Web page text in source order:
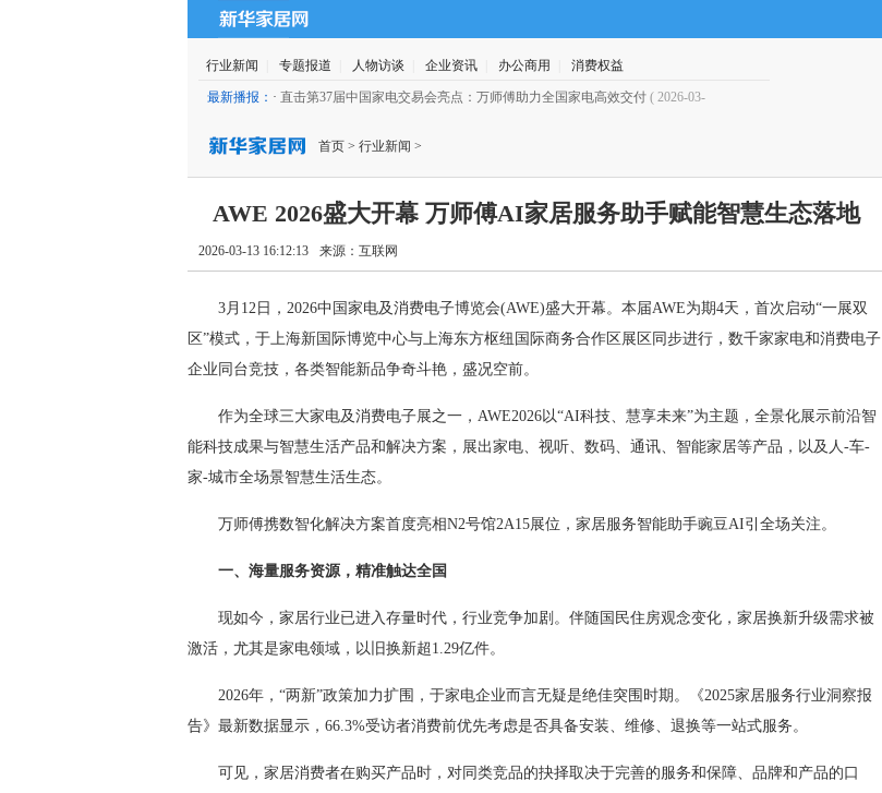
行业新闻 专题报道 人物访谈 企业资讯 办公商用 消费权益
最新播报： · 直击第37届中国家电交易会亮点：万师傅助力全国家电高效交付 ( 2026-03-
首页 > 行业新闻 >
AWE 2026盛大开幕 万师傅AI家居服务助手赋能智慧生态落地
2026-03-13 16:12:13 来源： 互联网
3月12日，2026中国家电及消费电子博览会(AWE)盛大开幕。本届AWE为期4天，首次启动“一展双
区”模式，于上海新国际博览中心与上海东方枢纽国际商务合作区展区同步进行，数千家家电和消费电子
企业同台竞技，各类智能新品争奇斗艳，盛况空前。
作为全球三大家电及消费电子展之一，AWE2026以“AI科技、慧享未来”为主题，全景化展示前沿智
能科技成果与智慧生活产品和解决方案，展出家电、视听、数码、通讯、智能家居等产品，以及人-车-
家-城市全场景智慧生活生态。
万师傅携数智化解决方案首度亮相N2号馆2A15展位，家居服务智能助手豌豆AI引全场关注。
一、海量服务资源，精准触达全国
现如今，家居行业已进入存量时代，行业竞争加剧。伴随国民住房观念变化，家居换新升级需求被
激活，尤其是家电领域，以旧换新超1.29亿件。
2026年，“两新”政策加力扩围，于家电企业而言无疑是绝佳突围时期。《2025家居服务行业洞察报
告》最新数据显示，66.3%受访者消费前优先考虑是否具备安装、维修、退换等一站式服务。
可见，家居消费者在购买产品时，对同类竞品的抉择取决于完善的服务和保障、品牌和产品的口